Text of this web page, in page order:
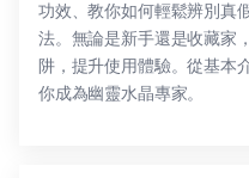
功效、教你如何輕鬆辨別真
法。無論是新手還是收藏家
阱，提升使用體驗。從基本
你成為幽靈水晶專家。